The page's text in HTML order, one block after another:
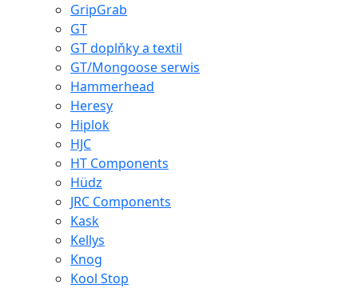
GripGrab
GT
GT doplňky a textil
GT/Mongoose serwis
Hammerhead
Heresy
Hiplok
HJC
HT Components
Hüdz
JRC Components
Kask
Kellys
Knog
Kool Stop